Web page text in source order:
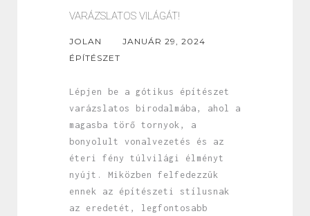
VARÁZSLATOS VILÁGÁT!
JOLAN
JANUÁR 29, 2024
ÉPÍTÉSZET
Lépjen be a gótikus építészet
varázslatos birodalmába, ahol a
magasba törő tornyok, a
bonyolult vonalvezetés és az
éteri fény túlvilági élményt
nyújt. Miközben felfedezzük
ennek az építészeti stílusnak
az eredetét, legfontosabb